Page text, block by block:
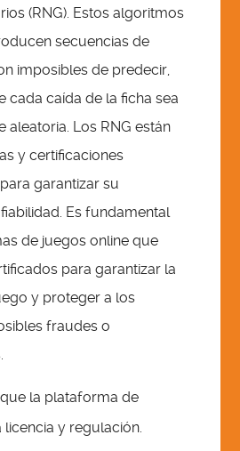
(RNG). Estos algoritmos
secuencias de
imposibles de predecir,
cada caída de la ficha sea
aleatoria. Los RNG están
y certificaciones
garantizar su
Es fundamental
de juegos online que
para garantizar la
y proteger a los
fraudes o
la plataforma de
licencia y regulación.